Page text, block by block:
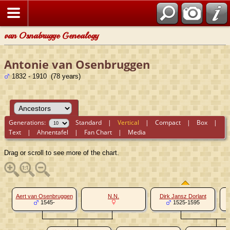
van Osnabrugge Genealogy
Antonie van Osenbruggen
1832 - 1910 (78 years)
Generations: Standard |Vertical |Compact | Box |
Text |Ahnentafel | Fan Chart | Media
Drag or scroll to see more of the chart.
Aert van Osenbruggen
1545-
N.N.
Dirk Jansz Dorlant
1525-1595